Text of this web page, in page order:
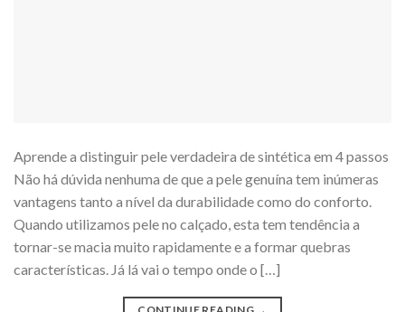
Aprende a distinguir pele verdadeira de sintética em 4 passos
Não há dúvida nenhuma de que a pele genuína tem inúmeras
vantagens tanto a nível da durabilidade como do conforto.
Quando utilizamos pele no calçado, esta tem tendência a
tornar-se macia muito rapidamente e a formar quebras
características. Já lá vai o tempo onde o […]